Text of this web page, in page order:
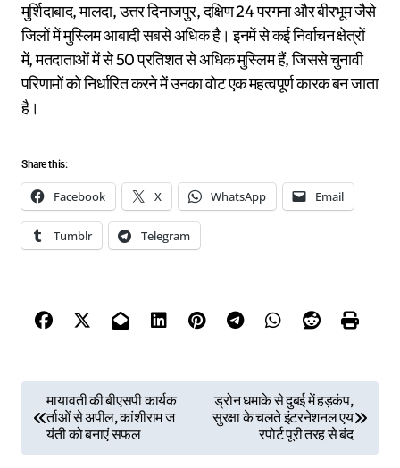
मुर्शिदाबाद, मालदा, उत्तर दिनाजपुर, दक्षिण 24 परगना और बीरभूम जैसे
जिलों में मुस्लिम आबादी सबसे अधिक है। इनमें से कई निर्वाचन क्षेत्रों
में, मतदाताओं में से 50 प्रतिशत से अधिक मुस्लिम हैं, जिससे चुनावी
परिणामों को निर्धारित करने में उनका वोट एक महत्वपूर्ण कारक बन जाता
है।
Share this:
Facebook X WhatsApp Email
Tumblr Telegram
s
मायावती की बीएसपी कार्यक
र्ताओं से अपील, कांशीराम ज
यंती को बनाएं सफल
ड्रोन धमाके से दुबई में हड़कंप,
सुरक्षा के चलते इंटरनेशनल एय
रपोर्ट पूरी तरह से बंद